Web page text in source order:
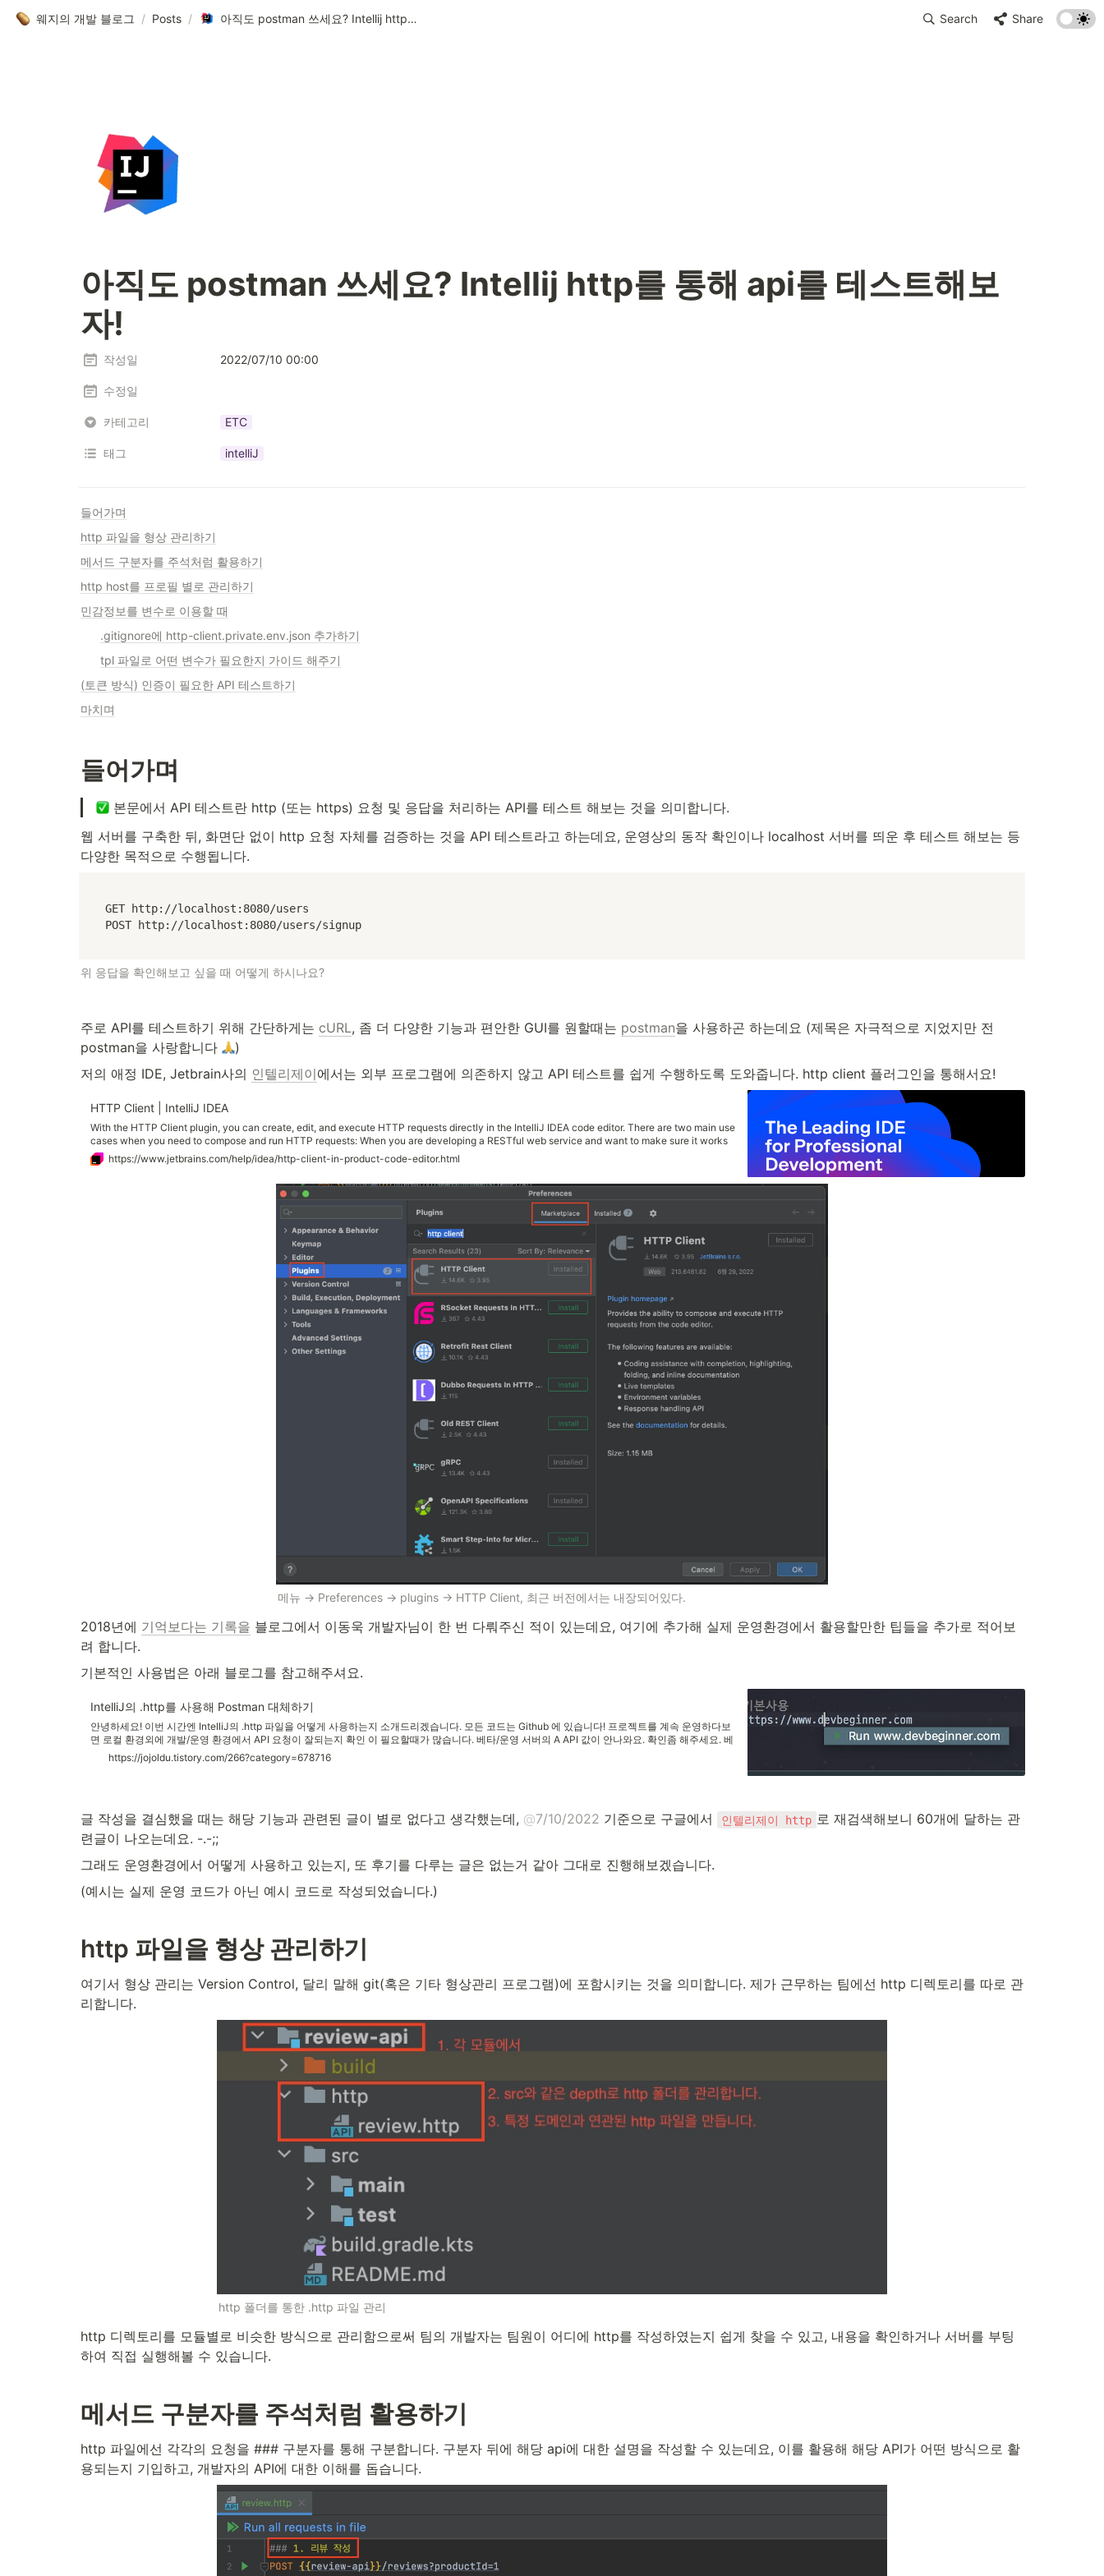
웨지의 개발 블로그 / Posts / 아직도 postman 쓰세요? Intellij http를 통해 api를 테스트해보자! Search Share
아직도 postman 쓰세요? Intellij http를 통해 api를 테스트해보
자!
작성일 2022/07/10 00:00
수정일
카테고리 ETC
태그 intelliJ
들어가며
http 파일을 형상 관리하기
메서드 구분자를 주석처럼 활용하기
http host를 프로필 별로 관리하기
민감정보를 변수로 이용할 때
.gitignore에 http-client.private.env.json 추가하기
tpl 파일로 어떤 변수가 필요한지 가이드 해주기
(토큰 방식) 인증이 필요한 API 테스트하기
마치며
들어가며
본문에서 API 테스트란 http (또는 https) 요청 및 응답을 처리하는 API를 테스트 해보는 것을 의미합니다.
웹 서버를 구축한 뒤, 화면단 없이 http 요청 자체를 검증하는 것을 API 테스트라고 하는데요, 운영상의 동작 확인이나 localhost 서버를 띄운 후 테스트 해보는 등
다양한 목적으로 수행됩니다.
GET http://localhost:8080/users
POST http://localhost:8080/users/signup
위 응답을 확인해보고 싶을 때 어떻게 하시나요?
주로 API를 테스트하기 위해 간단하게는 cURL, 좀 더 다양한 기능과 편안한 GUI를 원할때는 postman을 사용하곤 하는데요 (제목은 자극적으로 지었지만 전
postman을 사랑합니다
)
저의 애정 IDE, Jetbrain사의 인텔리제이에서는 외부 프로그램에 의존하지 않고 API 테스트를 쉽게 수행하도록 도와줍니다. http client 플러그인을 통해서요!
HTTP Client | IntelliJ IDEA
With the HTTP Client plugin, you can create, edit, and execute HTTP requests directly in the IntelliJ IDEA code editor. There are two main use
cases when you need to compose and run HTTP requests: When you are developing a RESTful web service and want to make sure it works
as expected, is accessible in compliance with the specification, and responds correctly.
https://www.jetbrains.com/help/idea/http-client-in-product-code-editor.html
메뉴 → Preferences → plugins → HTTP Client, 최근 버전에서는 내장되어있다.
2018년에 기억보다는 기록을 블로그에서 이동욱 개발자님이 한 번 다뤄주신 적이 있는데요, 여기에 추가해 실제 운영환경에서 활용할만한 팁들을 추가로 적어보
려 합니다.
기본적인 사용법은 아래 블로그를 참고해주셔요.
IntelliJ의 .http를 사용해 Postman 대체하기
안녕하세요! 이번 시간엔 IntelliJ의 .http 파일을 어떻게 사용하는지 소개드리겠습니다. 모든 코드는 Github 에 있습니다! 프로젝트를 계속 운영하다보
면 로컬 환경외에 개발/운영 환경에서 API 요청이 잘되는지 확인 이 필요할때가 많습니다. 베타/운영 서버의 A API 값이 안나와요. 확인좀 해주세요. 베
타 서버의 B API 사용해보려면 어떻게 해야 하나요? 전에 사용했던 API URL과 인증키가 어떻게 되나요?
https://jojoldu.tistory.com/266?category=678716
글 작성을 결심했을 때는 해당 기능과 관련된 글이 별로 없다고 생각했는데, @7/10/2022 기준으로 구글에서 인텔리제이 http 로 재검색해보니 60개에 달하는 관
련글이 나오는데요. -.-;;
그래도 운영환경에서 어떻게 사용하고 있는지, 또 후기를 다루는 글은 없는거 같아 그대로 진행해보겠습니다.
(예시는 실제 운영 코드가 아닌 예시 코드로 작성되었습니다.)
http 파일을 형상 관리하기
여기서 형상 관리는 Version Control, 달리 말해 git(혹은 기타 형상관리 프로그램)에 포함시키는 것을 의미합니다. 제가 근무하는 팀에선 http 디렉토리를 따로 관
리합니다.
http 폴더를 통한 .http 파일 관리
http 디렉토리를 모듈별로 비슷한 방식으로 관리함으로써 팀의 개발자는 팀원이 어디에 http를 작성하였는지 쉽게 찾을 수 있고, 내용을 확인하거나 서버를 부팅
하여 직접 실행해볼 수 있습니다.
메서드 구분자를 주석처럼 활용하기
http 파일에선 각각의 요청을 ### 구분자를 통해 구분합니다. 구분자 뒤에 해당 api에 대한 설명을 작성할 수 있는데요, 이를 활용해 해당 API가 어떤 방식으로 활
용되는지 기입하고, 개발자의 API에 대한 이해를 돕습니다.